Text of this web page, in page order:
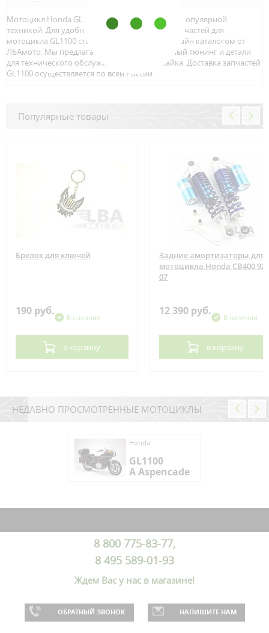
Мотоцикл Honda GL1100 является достаточно популярной
техникой. Для удобного и быстрого поиска запчастей для
мотоцикла GL1100 стоит воспользоваться онлайн каталогом от
ЛБАмото. Мы предлагаем только качественный тюнинг и детали
для технического обслуживание вашего байка. Доставка запчастей
GL1100 осуществляется по всей Росcии.
Популярные товары
Брелок для ключей
190 руб.
В наличии
в корзину
Задние амортизаторы для
мотоцикла Honda CB400 92-
07
12 390 руб.
В наличии
в корзину
НЕДАВНО ПРОСМОТРЕННЫЕ МОТОЦИКЛЫ
Honda
GL1100
A Aspencade
8 800 775-83-77,
8 495 589-01-93
Ждем Вас у нас в магазине!
ОБРАТНЫЙ ЗВОНОК НАПИШИТЕ НАМ